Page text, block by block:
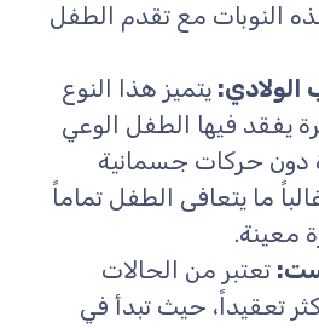
النوبات مع تقدم الطفل
الولادي: يتميز هذا النوع
يفقد فيها الطفل الوعي
دون حركات جسمانية
ما يتعافى الطفل تماماً
معينة.
تعتبر من الحالات
تعقيداً، حيث تبدأ في